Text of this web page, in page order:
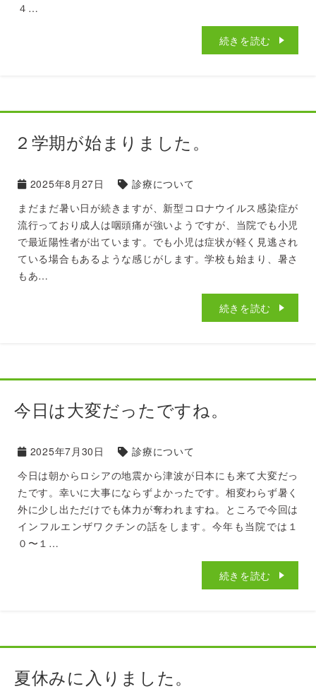
４…
続きを読む
２学期が始まりました。
2025年8月27日
診療について
まだまだ暑い日が続きますが、新型コロナウイルス感染症が
流行っており成人は咽頭痛が強いようですが、当院でも小児
で最近陽性者が出ています。でも小児は症状が軽く見逃され
ている場合もあるような感じがします。学校も始まり、暑さ
もあ…
続きを読む
今日は大変だったですね。
2025年7月30日
診療について
今日は朝からロシアの地震から津波が日本にも来て大変だっ
たです。幸いに大事にならずよかったです。相変わらず暑く
外に少し出ただけでも体力が奪われますね。ところで今回は
インフルエンザワクチンの話をします。今年も当院では１
０〜１…
続きを読む
夏休みに入りました。